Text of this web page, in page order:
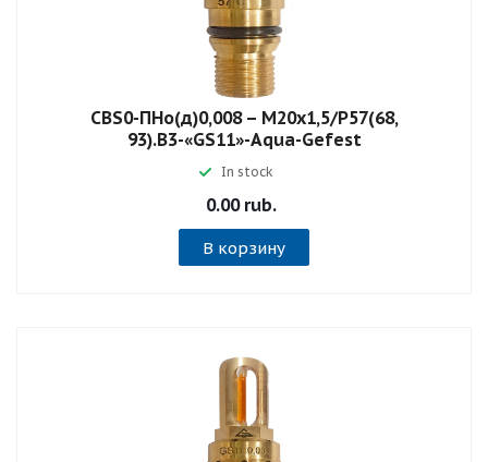
СВS0-ПНо(д)0,008 – М20х1,5/Р57(68,
93).В3-«GS11»-Aqua-Gefest
In stock
0.00 rub.
В корзину